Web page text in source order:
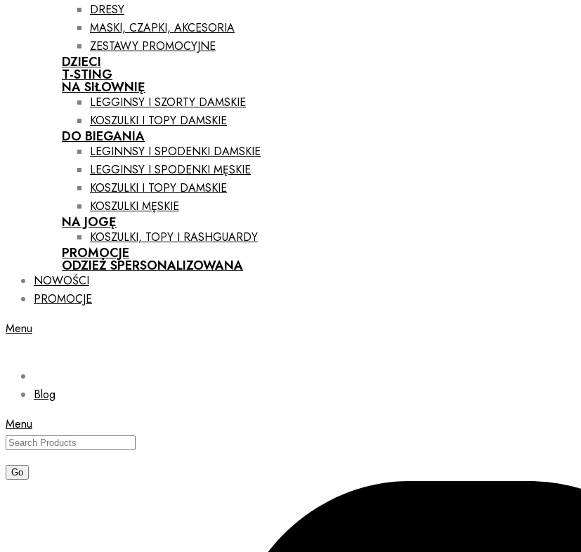
DRESY
MASKI, CZAPKI, AKCESORIA
ZESTAWY PROMOCYJNE
DZIECI
T-STING
NA SIŁOWNIĘ
LEGGINSY I SZORTY DAMSKIE
KOSZULKI I TOPY DAMSKIE
DO BIEGANIA
LEGINNSY I SPODENKI DAMSKIE
LEGGINSY I SPODENKI MĘSKIE
KOSZULKI I TOPY DAMSKIE
KOSZULKI MĘSKIE
NA JOGĘ
KOSZULKI, TOPY I RASHGUARDY
PROMOCJE
ODZIEŻ SPERSONALIZOWANA
NOWOŚCI
PROMOCJE
Menu
Blog
Menu